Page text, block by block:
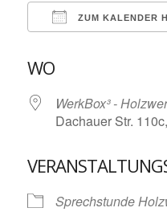
ZUM KALENDER
WO
WerkBox³ -
Dachauer Str.
Sprechstunde